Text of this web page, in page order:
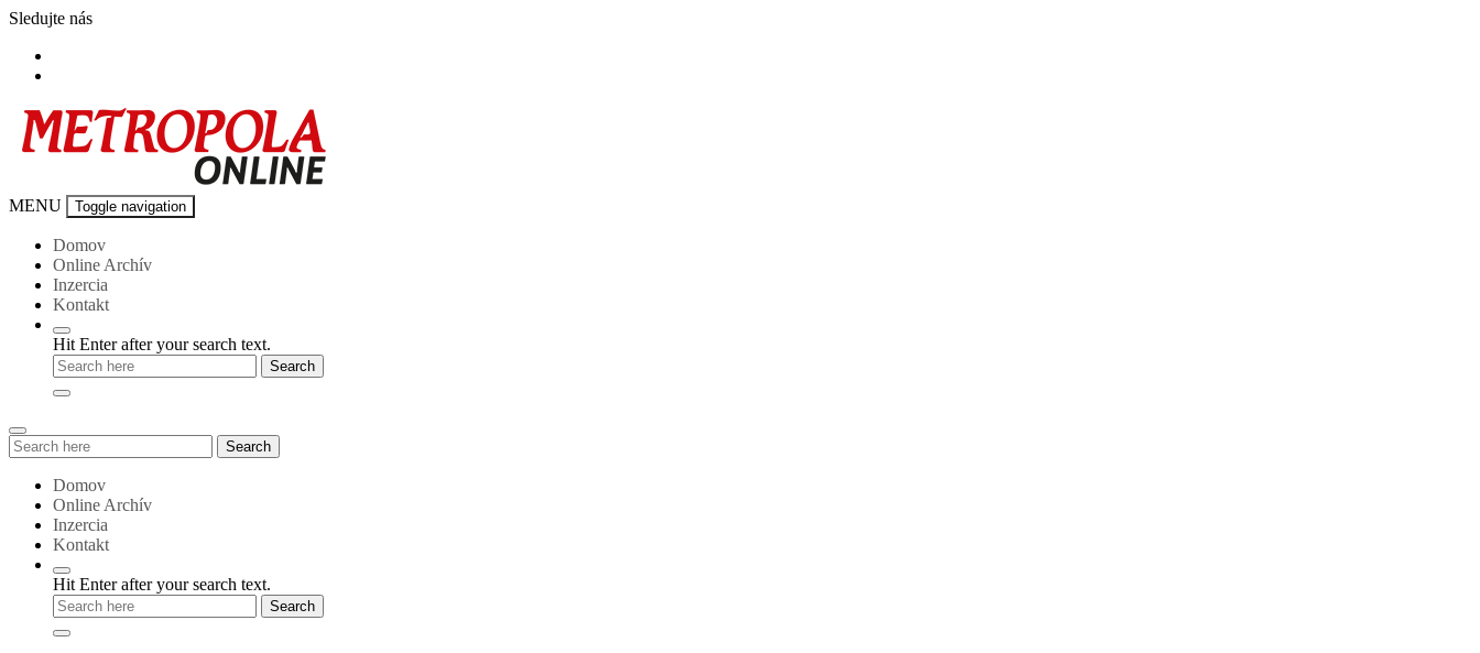
Skip
content
Sledujte nás
Metropola-
MENU Toggle navigation
Domov
Online Archív
Inzercia
Kontakt
Hit Enter after your search text.
Search
for:
Search
Domov
Online Archív
Inzercia
Kontakt
Hit Enter after your search text.